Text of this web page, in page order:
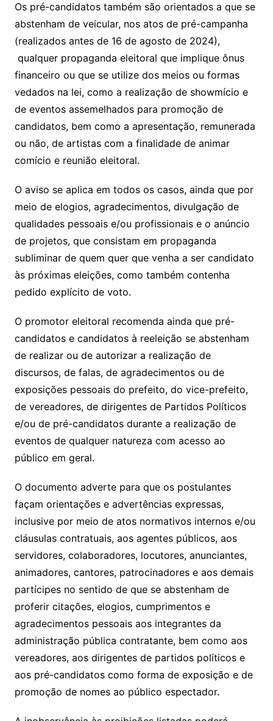
Os pré-candidatos também são orientados a que se
abstenham de veicular, nos atos de pré-campanha
(realizados antes de 16 de agosto de 2024),
qualquer propaganda eleitoral que implique ônus
financeiro ou que se utilize dos meios ou formas
vedados na lei, como a realização de showmício e
de eventos assemelhados para promoção de
candidatos, bem como a apresentação, remunerada
ou não, de artistas com a finalidade de animar
comício e reunião eleitoral.
O aviso se aplica em todos os casos, ainda que por
meio de elogios, agradecimentos, divulgação de
qualidades pessoais e/ou profissionais e o anúncio
de projetos, que consistam em propaganda
subliminar de quem quer que venha a ser candidato
às próximas eleições, como também contenha
pedido explícito de voto.
O promotor eleitoral recomenda ainda que pré-
candidatos e candidatos à reeleição se abstenham
de realizar ou de autorizar a realização de
discursos, de falas, de agradecimentos ou de
exposições pessoais do prefeito, do vice-prefeito,
de vereadores, de dirigentes de Partidos Políticos
e/ou de pré-candidatos durante a realização de
eventos de qualquer natureza com acesso ao
público em geral.
O documento adverte para que os postulantes
façam orientações e advertências expressas,
inclusive por meio de atos normativos internos e/ou
cláusulas contratuais, aos agentes públicos, aos
servidores, colaboradores, locutores, anunciantes,
animadores, cantores, patrocinadores e aos demais
partícipes no sentido de que se abstenham de
proferir citações, elogios, cumprimentos e
agradecimentos pessoais aos integrantes da
administração pública contratante, bem como aos
vereadores, aos dirigentes de partidos políticos e
aos pré-candidatos como forma de exposição e de
promoção de nomes ao público espectador.